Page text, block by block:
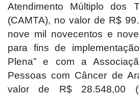
Atendimento Múltiplo dos
(CAMTA), no valor de R$
nove mil novecentos e
para fins de
Plena” e com a
Pessoas com Câncer de
valor de R$ 28.548,00